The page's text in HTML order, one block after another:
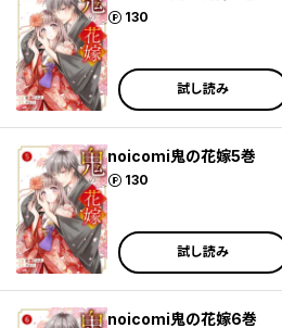
130
ポイント
試し読み
noicomi鬼の花嫁5巻
130
ポイント
試し読み
noicomi鬼の花嫁6巻